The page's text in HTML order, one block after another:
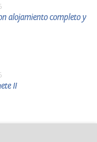
alojamiento completo y
II